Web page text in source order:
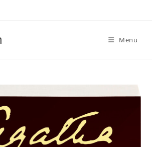
Menü